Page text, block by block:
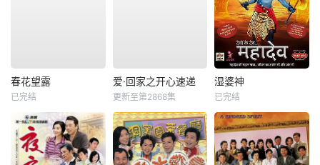
春花望露
已完结
爱·回家之开心速递
更新至第2868集
湿婆神
已完结